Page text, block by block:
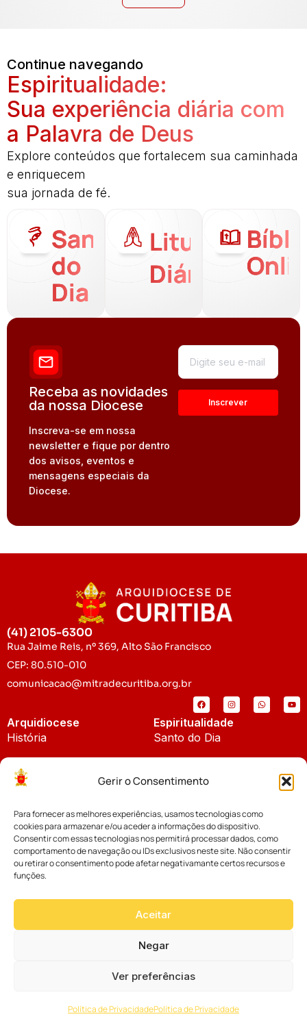
Gerir o Consentimento
Para fornecer as melhores experiências, usamos tecnologias como
cookies para armazenar e/ou aceder a informações do dispositivo.
Consentir com essas tecnologias nos permitirá processar dados, como
comportamento de navegação ou IDs exclusivos neste site. Não consentir
ou retirar o consentimento pode afetar negativamante certos recursos e
funções.
Aceitar
Negar
Ver preferências
Política de PrivacidadePolítica de Privacidade
Continue navegando
Espiritualidade:
Sua experiência diária com
a Palavra de Deus
Explore conteúdos que fortalecem sua caminhada
e enriquecem
sua jornada de fé.
Santo
do
Dia
Liturgia
Diária
Receba as novidades
da nossa Diocese
Inscreva-se em nossa
newsletter e fique por dentro
dos avisos, eventos e
mensagens especiais da
Diocese.
(41) 2105-6300
Rua Jaime Reis, nº 369, Alto São Francisco
CEP: 80.510-010
comunicacao@mitradecuritiba.org.br
Arquidiocese
História
Padroeira
Espiritualidade
Santo do Dia
Notícias
Notícias da Arquidiocese
Notícias Cáritas
Palavra dos Bispos
Cúria Diocesana
Fundo Diocesano
Vicariatos da Educação
Eventos
por